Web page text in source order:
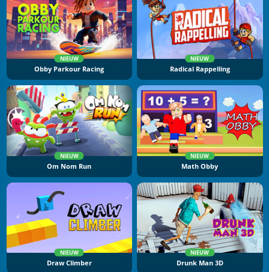
NIEUW
Obby Parkour Racing
NIEUW
Radical Rappelling
NIEUW
Om Nom Run
NIEUW
Math Obby
NIEUW
Draw Climber
NIEUW
Drunk Man 3D